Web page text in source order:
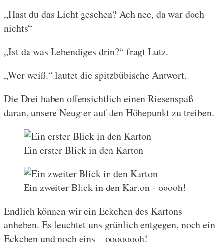
„Hast du das Licht gesehen? Ach nee, da war doch
nichts“
„Ist da was Lebendiges drin?“ fragt Lutz.
„Wer weiß.“ lautet die spitzbübische Antwort.
Die Drei haben offensichtlich einen Riesenspaß
daran, unsere Neugier auf den Höhepunkt zu treiben.
Ein erster Blick in den Karton
Ein zweiter Blick in den Karton - ooooh!
Endlich können wir ein Eckchen des Kartons
anheben. Es leuchtet uns grünlich entgegen, noch ein
Eckchen und noch eins – oooooooh!